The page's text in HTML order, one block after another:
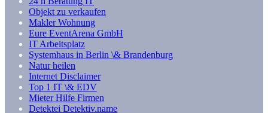
Objekt zu verkaufen
Makler Wohnung
Eure EventArena GmbH
IT Arbeitsplatz
Systemhaus in Berlin \& Brandenburg
Natur heilen
Internet Disclaimer
Top 1 IT \& EDV
Mieter Hilfe Firmen
Detektei Detektiv.name